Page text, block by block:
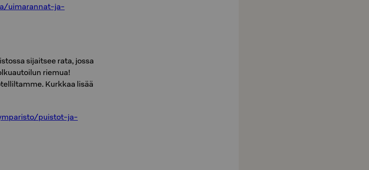
uimarannat-ja-
sijaitsee rata, jossa
riemua!
Kurkkaa lisää
puistot-ja-